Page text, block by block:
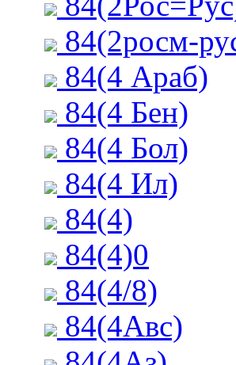
84(2росм-
84(4 Араб)
84(4 Бен)
84(4 Бол)
84(4 Ил)
84(4)
84(4)0
84(4/8)
84(4Авс)